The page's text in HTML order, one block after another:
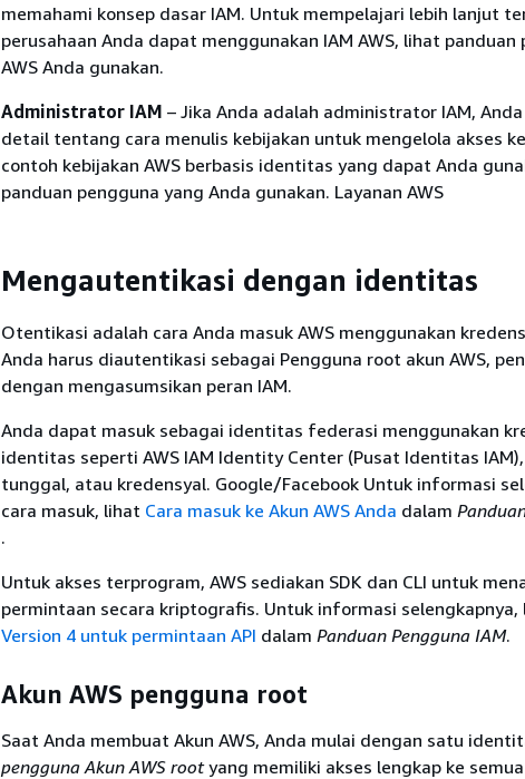
memahami konsep dasar IAM. Untuk mempelajari lebih lanjut
perusahaan Anda dapat menggunakan IAM AWS, lihat panduan
AWS Anda gunakan.
Administrator IAM – Jika Anda adalah administrator IAM,
detail tentang cara menulis kebijakan untuk mengelola akses
contoh kebijakan AWS berbasis identitas yang dapat Anda
panduan pengguna yang Anda gunakan. Layanan AWS
Mengautentikasi dengan identitas
Otentikasi adalah cara Anda masuk AWS menggunakan
Anda harus diautentikasi sebagai Pengguna root akun AWS,
dengan mengasumsikan peran IAM.
Anda dapat masuk sebagai identitas federasi menggunakan
identitas seperti AWS IAM Identity Center (Pusat Identitas
tunggal, atau kredensyal. Google/Facebook Untuk informasi
cara masuk, lihat Cara masuk ke Akun AWS Anda dalam
.
Untuk akses terprogram, AWS sediakan SDK dan CLI untuk
permintaan secara kriptografis. Untuk informasi selengkapnya,
Version 4 untuk permintaan API dalam Panduan Pengguna IAM.
Akun AWS pengguna root
Saat Anda membuat Akun AWS, Anda mulai dengan satu
pengguna Akun AWS rootyang memiliki akses lengkap ke semua